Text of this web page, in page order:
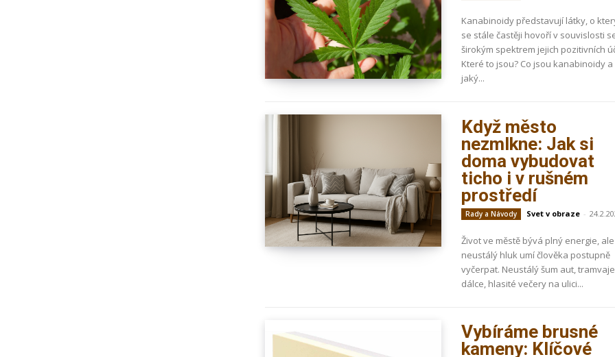
Kanabinoidy představují látky, o
se stále častěji hovoří v souvislosti
širokým spektrem jejich pozitivních
Které to jsou? Co jsou kanabinoidy a
jaký...
Když město
nezmlkne: Jak si
doma vybudovat
ticho i v rušném
prostředí
Rady a Návody Svet v obraze -
Život ve městě bývá plný energie,
neustálý hluk umí člověka postupně
vyčerpat. Neustálý šum aut,
dálce, hlasité večery na ulici...
Vybíráme brusné
kameny: Klíčové